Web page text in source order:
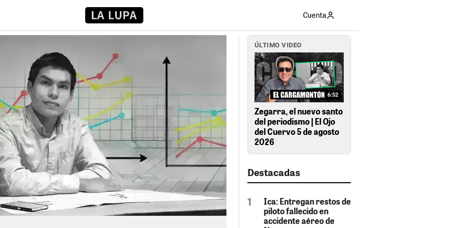
Cuenta
ÚLTIMO VIDEO
6:52
Zegarra, el nuevo santo
del periodismo | El Ojo
del Cuervo 5 de agosto
2026
Destacadas
Ica: Entregan restos de
piloto fallecido en
accidente aéreo de